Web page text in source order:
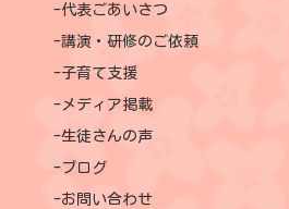
代表ごあいさつ
講演・研修のご依頼
子育て支援
メディア掲載
生徒さんの声
ブログ
お問い合わせ